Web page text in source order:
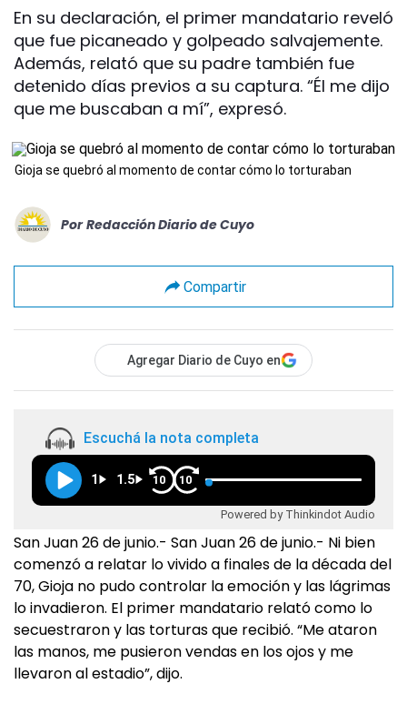
En su declaración, el primer mandatario reveló
que fue picaneado y golpeado salvajemente.
Además, relató que su padre también fue
detenido días previos a su captura. “Él me dijo
que me buscaban a mí”, expresó.
Gioja se quebró al momento de contar cómo lo torturaban
Por Redacción Diario de Cuyo
Compartir
Agregar Diario de Cuyo en
Escuchá la nota completa
1 1.5 10 10
Powered by Thinkindot Audio
San Juan 26 de junio.- San Juan 26 de junio.- Ni bien
comenzó a relatar lo vivido a finales de la década del
70, Gioja no pudo controlar la emoción y las lágrimas
lo invadieron. El primer mandatario relató como lo
secuestraron y las torturas que recibió. “Me ataron
las manos, me pusieron vendas en los ojos y me
llevaron al estadio”, dijo.